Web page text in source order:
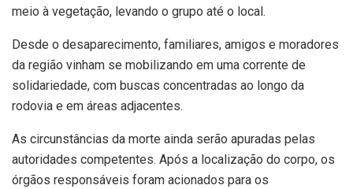
meio à vegetação, levando o grupo até o local.
Desde o desaparecimento, familiares, amigos e moradores
da região vinham se mobilizando em uma corrente de
solidariedade, com buscas concentradas ao longo da
rodovia e em áreas adjacentes.
As circunstâncias da morte ainda serão apuradas pelas
autoridades competentes. Após a localização do corpo, os
órgãos responsáveis foram acionados para os